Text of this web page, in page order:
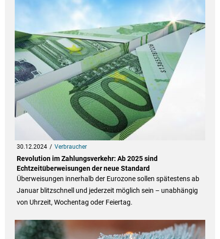
30.12.2024 Verbraucher
Revolution im Zahlungsverkehr: Ab 2025 sind
Echtzeitüberweisungen der neue Standard
Überweisungen innerhalb der Eurozone sollen spätestens ab
Januar blitzschnell und jederzeit möglich sein – unabhängig
von Uhrzeit, Wochentag oder Feiertag.